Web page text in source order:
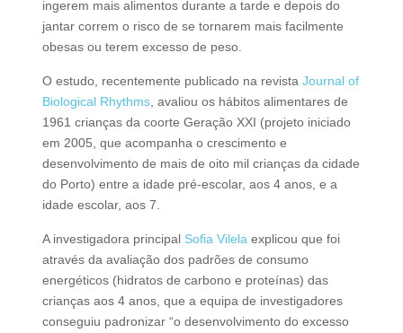
ingerem mais alimentos durante a tarde e depois do
jantar correm o risco de se tornarem mais facilmente
obesas ou terem excesso de peso.
O estudo, recentemente publicado na revista Journal of
Biological Rhythms, avaliou os hábitos alimentares de
1961 crianças da coorte Geração XXI (projeto iniciado
em 2005, que acompanha o crescimento e
desenvolvimento de mais de oito mil crianças da cidade
do Porto) entre a idade pré-escolar, aos 4 anos, e a
idade escolar, aos 7.
A investigadora principal Sofia Vilela explicou que foi
através da avaliação dos padrões de consumo
energéticos (hidratos de carbono e proteínas) das
crianças aos 4 anos, que a equipa de investigadores
conseguiu padronizar “o desenvolvimento do excesso